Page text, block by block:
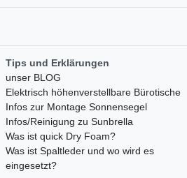
Tips und Erklärungen
unser BLOG
Elektrisch höhenverstellbare Bürotische
Infos zur Montage Sonnensegel
Infos/Reinigung zu Sunbrella
Was ist quick Dry Foam?
Was ist Spaltleder und wo wird es
eingesetzt?